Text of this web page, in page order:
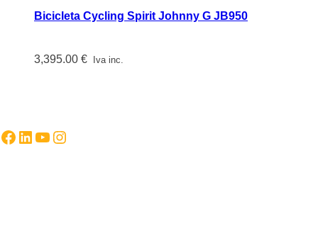
Bicicleta Cycling Spirit Johnny G JB950
3,395.00 € Iva inc.
Facebook
LinkedIn
YouTube
Instagram